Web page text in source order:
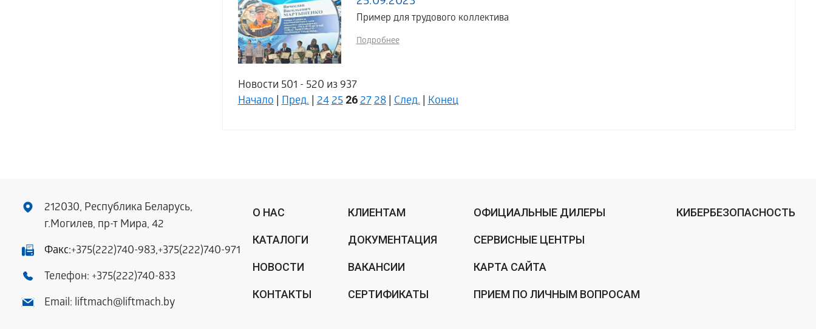
Пример для трудового коллектива
Подробнее
Новости 501 - 520 из 937
Начало|Пред.|2425 262728|След.|Конец
212030, Республика Беларусь,
г.Могилев, пр-т Мира, 42
Факс:+375(222)740-983,+375(222)740-971
Телефон: +375(222)740-833
Email: liftmach@liftmach.by
О НАС
КАТАЛОГИ
НОВОСТИ
КОНТАКТЫ
КЛИЕНТАМ
ДОКУМЕНТАЦИЯ
ВАКАНСИИ
СЕРТИФИКАТЫ
ОФИЦИАЛЬНЫЕ ДИЛЕРЫ
СЕРВИСНЫЕ ЦЕНТРЫ
КАРТА САЙТА
ПРИЕМ ПО ЛИЧНЫМ ВОПРОСАМ
КИБЕРБЕЗОПАСНОСТЬ